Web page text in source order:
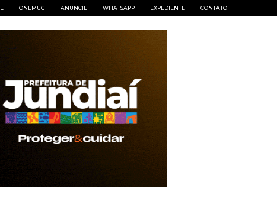
ONEMUG ANUNCIE WHATSAPP EXPEDIENTE CONTATO